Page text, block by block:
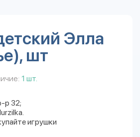
Элла
шт
1 шт.
р 32;
игрушки